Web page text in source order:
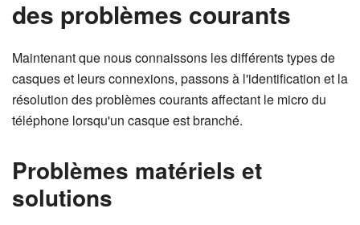
des problèmes courants
Maintenant que nous connaissons les différents types de
casques et leurs connexions, passons à l'identification et la
résolution des problèmes courants affectant le micro du
téléphone lorsqu'un casque est branché.
Problèmes matériels et
solutions